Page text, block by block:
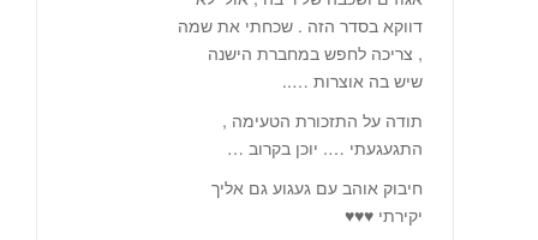
דווקא בסדר הזה . שכחתי את שמה
, צריכה לחפש במחברת הישנה
שיש בה אוצרות …..
תודה על התזכורת הטעימה ,
התגעגעתי …. יוכן בקרוב …
חיבוק אוהב עם געגוע גם אליך
יקירתי ♥♥♥